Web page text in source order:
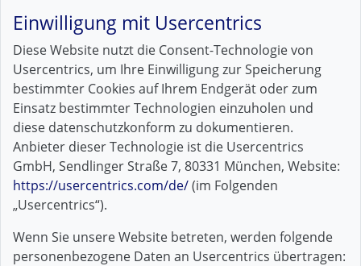
Einwilligung mit Usercentrics
Diese Website nutzt die Consent-Technologie von
Usercentrics, um Ihre Einwilligung zur Speicherung
bestimmter Cookies auf Ihrem Endgerät oder zum
Einsatz bestimmter Technologien einzuholen und
diese datenschutzkonform zu dokumentieren.
Anbieter dieser Technologie ist die Usercentrics
GmbH, Sendlinger Straße 7, 80331 München, Website:
https://usercentrics.com/de/(im Folgenden
„Usercentrics“).
Wenn Sie unsere Website betreten, werden folgende
personenbezogene Daten an Usercentrics übertragen: